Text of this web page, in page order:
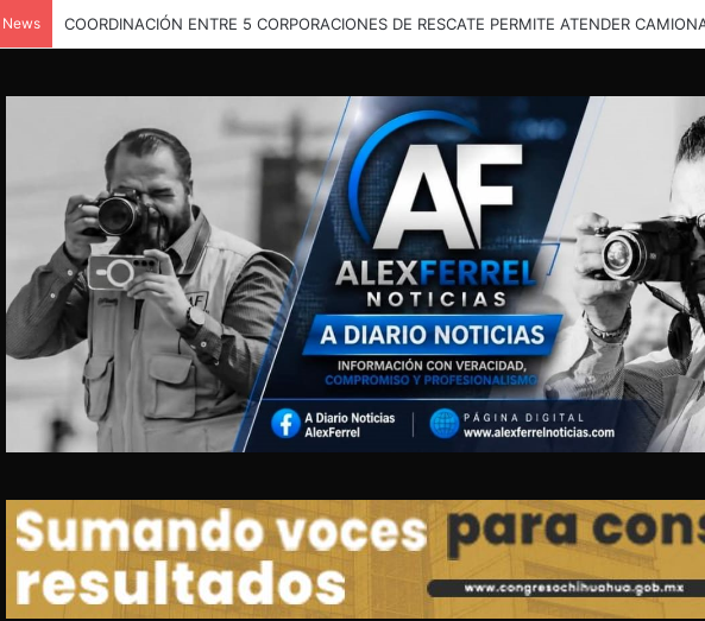
COORDINACIÓN ENTRE 5 CORPORACIONES DE RESCATE PERMITE ATENDER